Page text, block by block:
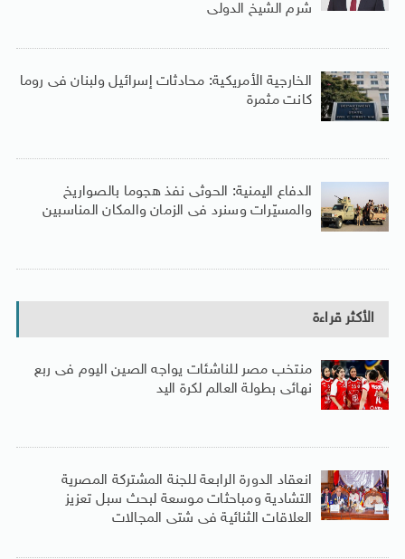
شرم الشيخ الدولى
الخارجية الأمريكية: محادثات إسرائيل ولبنان فى روما
كانت مثمرة
الدفاع اليمنية: الحوثى نفذ هجوما بالصواريخ
والمسيّرات وسنرد فى الزمان والمكان المناسبين
الأكثر قراءة
منتخب مصر للناشئات يواجه الصين اليوم فى ربع
نهائى بطولة العالم لكرة اليد
انعقاد الدورة الرابعة للجنة المشتركة المصرية
التشادية ومباحثات موسعة لبحث سبل تعزيز
العلاقات الثنائية فى شتى المجالات